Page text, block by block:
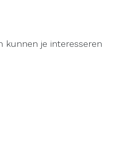
kunnen je interesseren